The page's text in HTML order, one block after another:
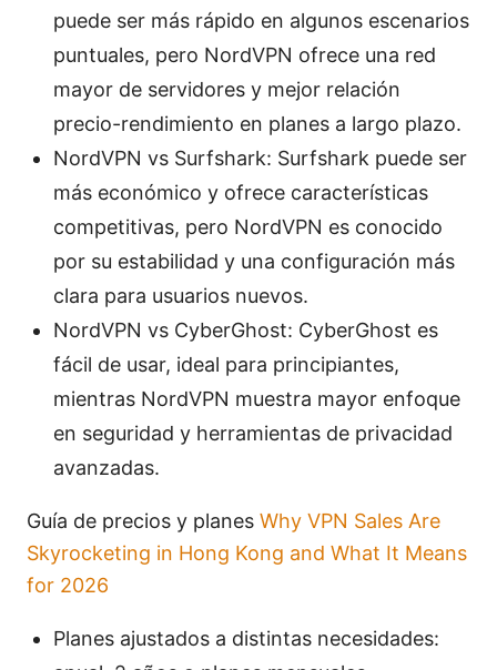
puede ser más rápido en algunos escenarios
puntuales, pero NordVPN ofrece una red
mayor de servidores y mejor relación
precio-rendimiento en planes a largo plazo.
NordVPN vs Surfshark: Surfshark puede ser
más económico y ofrece características
competitivas, pero NordVPN es conocido
por su estabilidad y una configuración más
clara para usuarios nuevos.
NordVPN vs CyberGhost: CyberGhost es
fácil de usar, ideal para principiantes,
mientras NordVPN muestra mayor enfoque
en seguridad y herramientas de privacidad
avanzadas.
Guía de precios y planes Why VPN Sales Are
Skyrocketing in Hong Kong and What It Means
for 2026
Planes ajustados a distintas necesidades: